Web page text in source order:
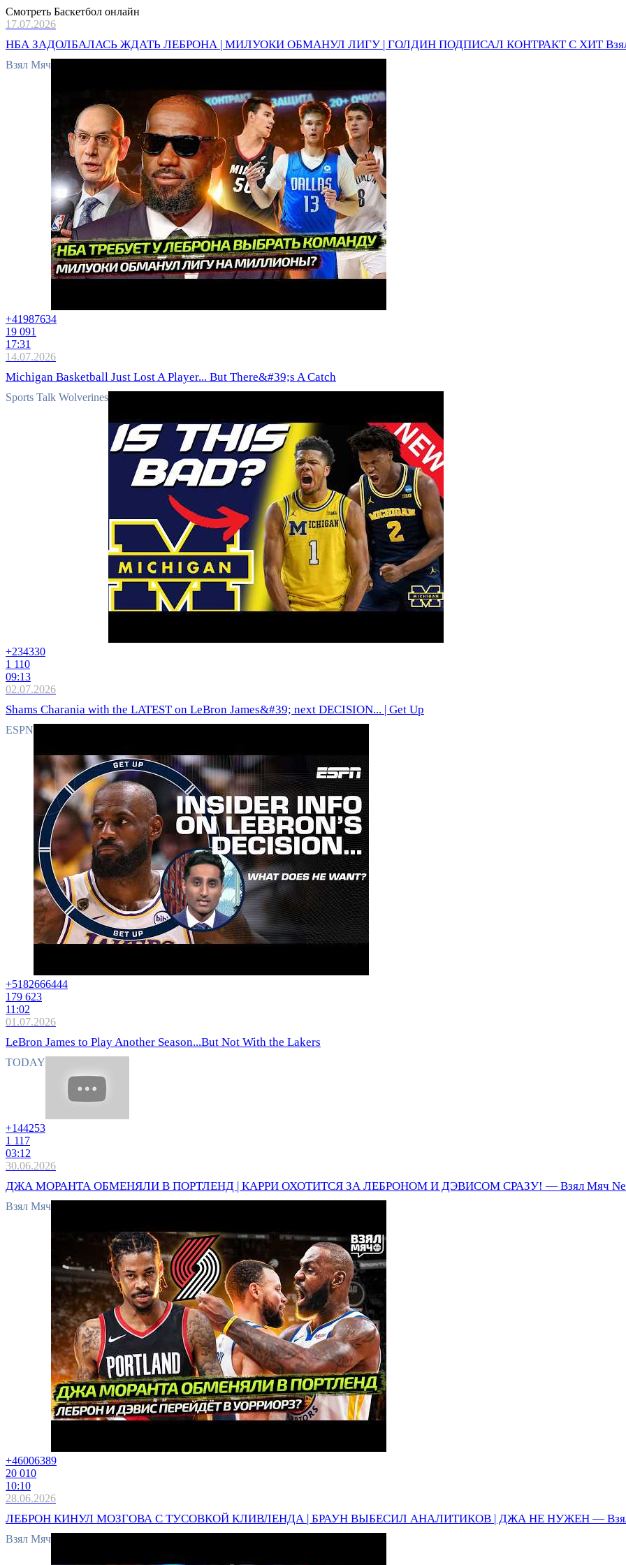
Смотреть Баскетбол онлайн
17.07.2026
НБА ЗАДОЛБАЛАСЬ ЖДАТЬ ЛЕБРОНА | МИЛУОКИ ОБМАНУЛ ЛИГУ | ГОЛДИН ПОДПИСАЛ КОНТРАКТ С ХИТ Взял
Взял Мяч
+41987634
19 091
17:31
14.07.2026
Michigan Basketball Just Lost A Player... But There&#39;s A Catch
Sports Talk Wolverines
+234330
1 110
09:13
02.07.2026
Shams Charania with the LATEST on LeBron James&#39; next DECISION... | Get Up
ESPN
+5182666444
179 623
11:02
01.07.2026
LeBron James to Play Another Season...But Not With the Lakers
TODAY
+144253
1 117
03:12
30.06.2026
ДЖА МОРАНТА ОБМЕНЯЛИ В ПОРТЛЕНД | КАРРИ ОХОТИТСЯ ЗА ЛЕБРОНОМ И ДЭВИСОМ СРАЗУ! — Взял Мяч
Взял Мяч
+46006389
20 010
10:10
28.06.2026
ЛЕБРОН КИНУЛ МОЗГОВА С ТУСОВКОЙ КЛИВЛЕНДА | БРАУН ВЫБЕСИЛ АНАЛИТИКОВ | ДЖА НЕ НУЖЕН — Взял
Взял Мяч